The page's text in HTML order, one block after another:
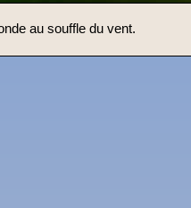
au souffle du vent.